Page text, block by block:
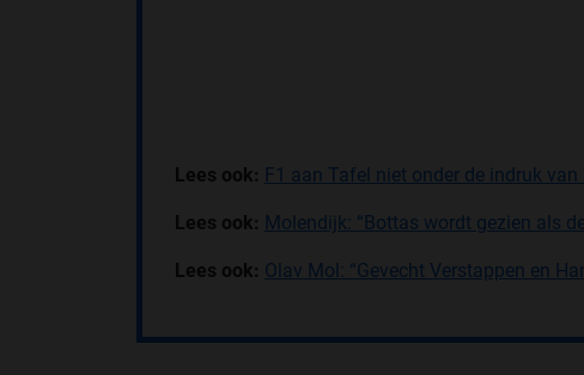
Lees ook: F1 aan Tafel niet onder de indruk van
Lees ook: Molendijk: “Bottas wordt gezien als
Lees ook: Olav Mol: “Gevecht Verstappen en